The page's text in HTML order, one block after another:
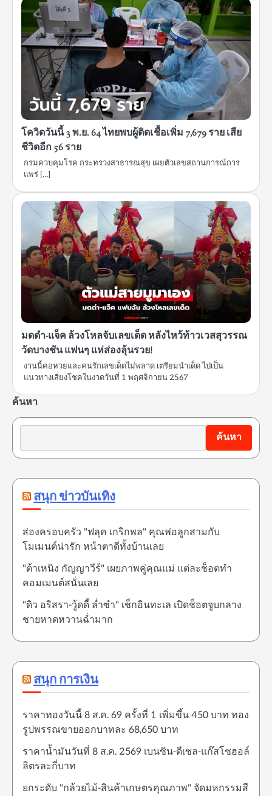
โควิดวันนี้ 3 พ.ย. 64 ไทยพบผู้ติดเชื้อเพิ่ม 7,679 ราย เสีย
ชีวิตอีก 56 ราย
กรมควบคุมโรค กระทรวงสาธารณสุข เผยตัวเลขสถานการณ์การ
แพร่ […]
มดดำ-แจ็ค ล้วงโหลจับเลขเด็ด หลังไหว้ท้าวเวสสุวรรณ
วัดบางชัน แฟนๆ แห่ส่องลุ้นรวย!
งานนี้คอหวยและคนรักเลขเด็ดไม่พลาด เตรียมนำเด็ด ไปเป็น
แนวทางเสี่ยงโชคในงวดวันที่ 1 พฤศจิกายน 2567
ค้นหา
ค้นหา
สนุก ข่าวบันเทิง
ส่องครอบครัว "ฟลุค เกริกพล" คุณพ่อลูกสามกับ
โมเมนต์น่ารัก หน้าตาดีทั้งบ้านเลย
"ต้าเหนิง กัญญาวีร์" เผยภาพคู่คุณแม่ แต่ละช็อตทำ
คอมเมนต์สนั่นเลย
"ดิว อริสรา-วู้ดดี้ ล่ำซำ" เช็กอินทะเล เปิดช็อตจูบกลาง
ชายหาดหวานฉ่ำมาก
สนุก การเงิน
ราคาทองวันนี้ 8 ส.ค. 69 ครั้งที่ 1 เพิ่มขึ้น 450 บาท ทอง
รูปพรรณขายออกบาทละ 68,650 บาท
ราคาน้ำมันวันที่ 8 ส.ค. 2569 เบนซิน-ดีเซล-แก๊สโซฮอล์
ลิตรละกี่บาท
ยกระดับ "กล้วยไม้-สินค้าเกษตรคุณภาพ" จัดมหกรรมสี